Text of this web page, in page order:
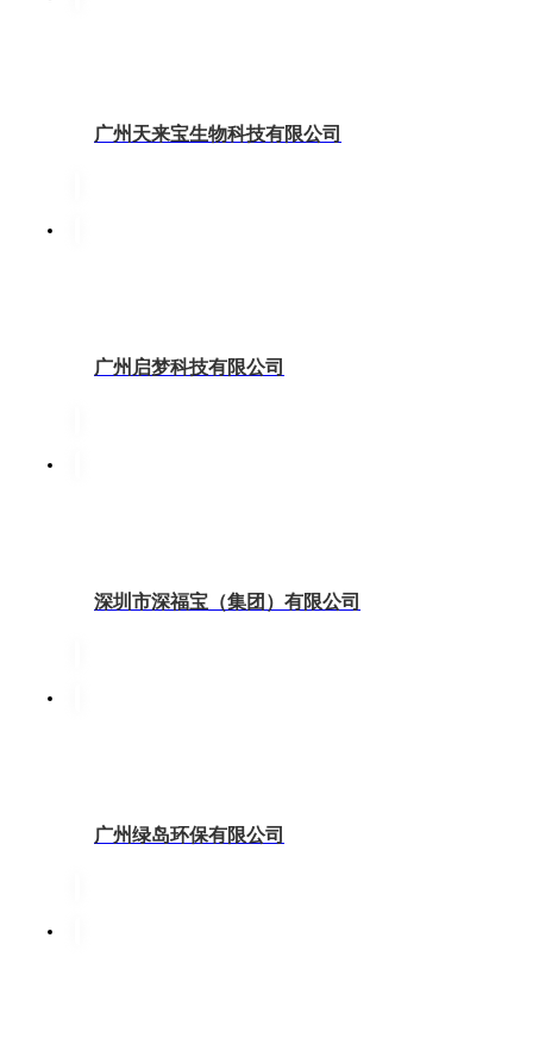
广州天来宝生物科技有限公司
广州启梦科技有限公司
深圳市深福宝（集团）有限公司
广州绿岛环保有限公司